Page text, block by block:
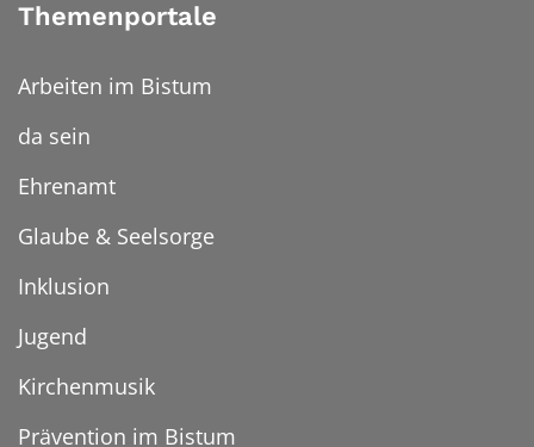
Themenportale
Arbeiten im Bistum
da sein
Ehrenamt
Glaube & Seelsorge
Inklusion
Jugend
Kirchenmusik
Prävention im Bistum